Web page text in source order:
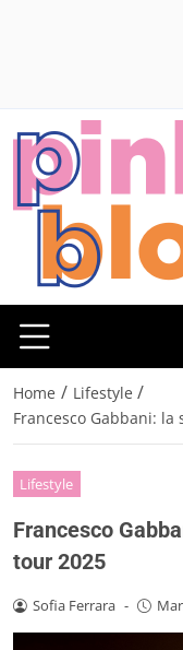
Home / Lifestyle /
Francesco Gabbani:
Lifestyle
Francesco
tour 2025
Sofia Ferrara -